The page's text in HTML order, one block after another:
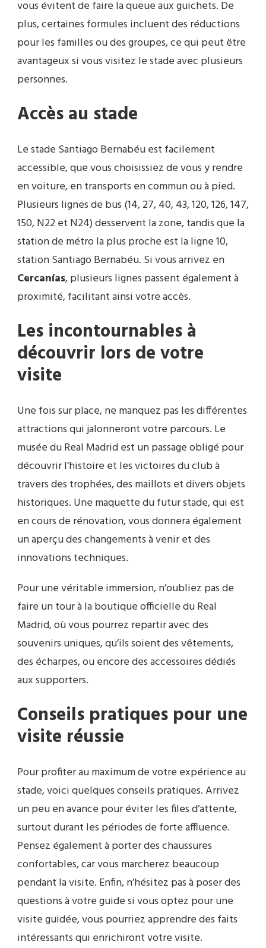
vous évitent de faire la queue aux guichets. De
plus, certaines formules incluent des réductions
pour les familles ou des groupes, ce qui peut être
avantageux si vous visitez le stade avec plusieurs
personnes.
Accès au stade
Le stade Santiago Bernabéu est facilement
accessible, que vous choisissiez de vous y rendre
en voiture, en transports en commun ou à pied.
Plusieurs lignes de bus (14, 27, 40, 43, 120, 126, 147,
150, N22 et N24) desservent la zone, tandis que la
station de métro la plus proche est la ligne 10,
station Santiago Bernabéu. Si vous arrivez en
Cercanías, plusieurs lignes passent également à
proximité, facilitant ainsi votre accès.
Les incontournables à
découvrir lors de votre
visite
Une fois sur place, ne manquez pas les différentes
attractions qui jalonneront votre parcours. Le
musée du Real Madrid est un passage obligé pour
découvrir l’histoire et les victoires du club à
travers des trophées, des maillots et divers objets
historiques. Une maquette du futur stade, qui est
en cours de rénovation, vous donnera également
un aperçu des changements à venir et des
innovations techniques.
Pour une véritable immersion, n’oubliez pas de
faire un tour à la boutique officielle du Real
Madrid, où vous pourrez repartir avec des
souvenirs uniques, qu’ils soient des vêtements,
des écharpes, ou encore des accessoires dédiés
aux supporters.
Conseils pratiques pour une
visite réussie
Pour profiter au maximum de votre expérience au
stade, voici quelques conseils pratiques. Arrivez
un peu en avance pour éviter les files d’attente,
surtout durant les périodes de forte affluence.
Pensez également à porter des chaussures
confortables, car vous marcherez beaucoup
pendant la visite. Enfin, n’hésitez pas à poser des
questions à votre guide si vous optez pour une
visite guidée, vous pourriez apprendre des faits
intéressants qui enrichiront votre visite.